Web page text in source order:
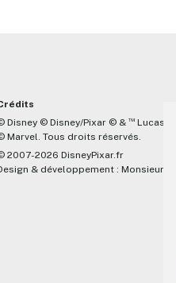
Disney © Disney/Pixar © & ™
Marvel. Tous droits réservés.
2007-2026 DisneyPixar.fr
& développement :